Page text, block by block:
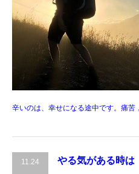
辛いのは、幸せになる途中です。痛苦
11.24
やる気がある時は